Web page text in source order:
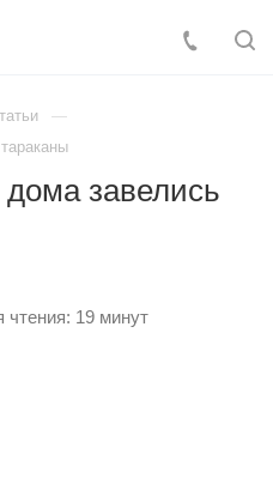
завелись
чтения: 19 минут